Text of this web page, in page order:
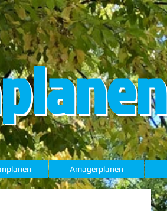
Amagerplanen